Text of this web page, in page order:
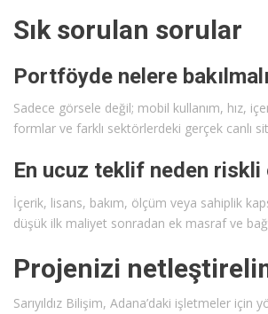
Sık sorulan sorular
Portföyde nelere
Sadece görsele değil; mobil kullanım, hız,
formlar ve farklı sektörlerdeki gerçek canlı
En ucuz teklif neden riskli
İçerik, lisans, bakım, ölçüm veya sahiplik
düşük ilk maliyet sonradan ek masraf ve
Projenizi
Sarıyıldız Bilişim, Adana’daki işletmeler için